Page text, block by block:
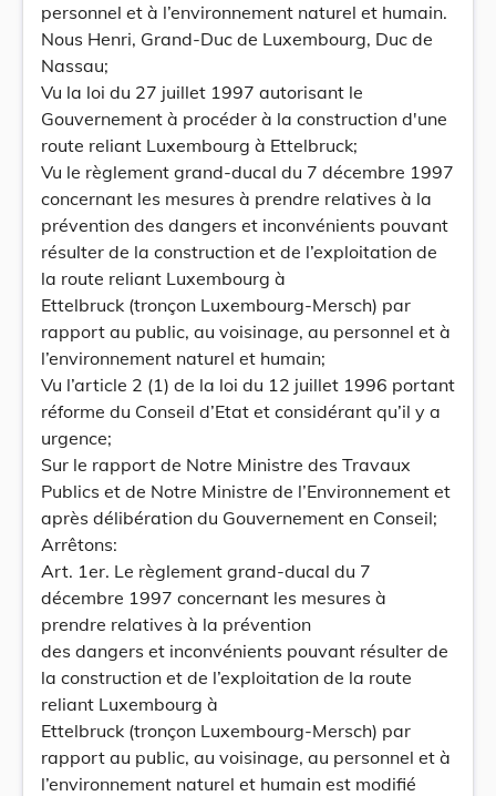
personnel et à l’environnement naturel et humain.
Nous Henri, Grand-Duc de Luxembourg, Duc de
Nassau;
Vu la loi du 27 juillet 1997 autorisant le
Gouvernement à procéder à la construction d'une
route reliant Luxembourg à Ettelbruck;
Vu le règlement grand-ducal du 7 décembre 1997
concernant les mesures à prendre relatives à la
prévention des dangers et inconvénients pouvant
résulter de la construction et de l’exploitation de
la route reliant Luxembourg à
Ettelbruck (tronçon Luxembourg-Mersch) par
rapport au public, au voisinage, au personnel et à
l’environnement naturel et humain;
Vu l’article 2 (1) de la loi du 12 juillet 1996 portant
réforme du Conseil d’Etat et considérant qu’il y a
urgence;
Sur le rapport de Notre Ministre des Travaux
Publics et de Notre Ministre de l’Environnement et
après délibération du Gouvernement en Conseil;
Arrêtons:
Art. 1er. Le règlement grand-ducal du 7
décembre 1997 concernant les mesures à
prendre relatives à la prévention
des dangers et inconvénients pouvant résulter de
la construction et de l’exploitation de la route
reliant Luxembourg à
Ettelbruck (tronçon Luxembourg-Mersch) par
rapport au public, au voisinage, au personnel et à
l’environnement naturel et humain est modifié